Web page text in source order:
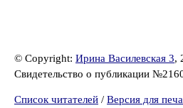
© Copyright: Ирина Василевская 3,
Свидетельство о публикации
Список читателей / Версия для